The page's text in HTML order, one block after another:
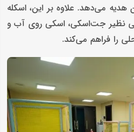
می‌دهد. علاوه بر این، اسکله
نظیر جت‌اسکی، اسکی روی آب و
را فراهم می‌کند.